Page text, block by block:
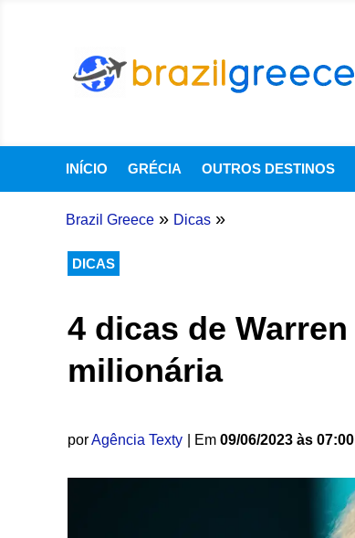
INÍCIO GRÉCIA OUTROS DESTINOS
Brazil Greece » Dicas »
DICAS
4 dicas de
milionária
porAgência Texty | Em 09/06/2023 às 07:00